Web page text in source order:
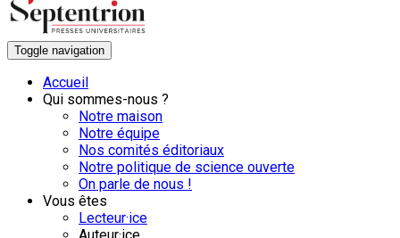
Toggle navigation
Accueil
Qui sommes-nous ?
Notre maison
Notre équipe
Nos comités éditoriaux
Notre politique de science ouverte
On parle de nous !
Vous êtes
Lecteur·ice